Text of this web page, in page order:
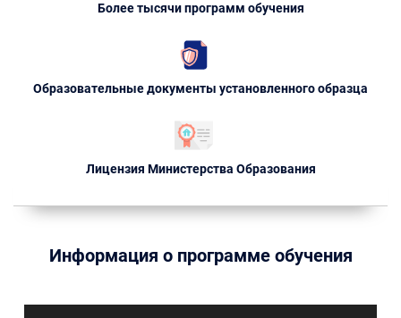
Более тысячи программ обучения
Образовательные документы установленного образца
Лицензия Министерства Образования
Информация о программе обучения